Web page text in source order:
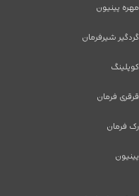
مهره پینیون
گردگیر شیرفرمان
کوپلینگ
قرقری فرمان
رک فرمان
پینیون